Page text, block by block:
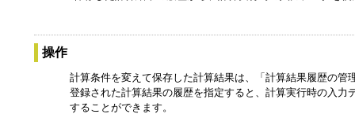
操作
計算条件を変えて保存した計算結果は、「計算結果履歴の管
登録された計算結果の履歴を指定すると、計算実行時の入力
することができます。